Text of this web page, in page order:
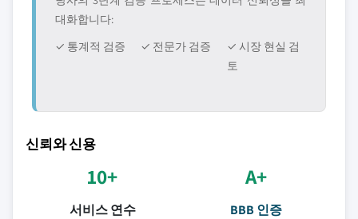
대화합니다:
✓ 통계적 검증
✓ 전문가 검증
✓ 시장 현실 검
토
신뢰와 신용
10+
서비스 연수
A+
BBB 인증